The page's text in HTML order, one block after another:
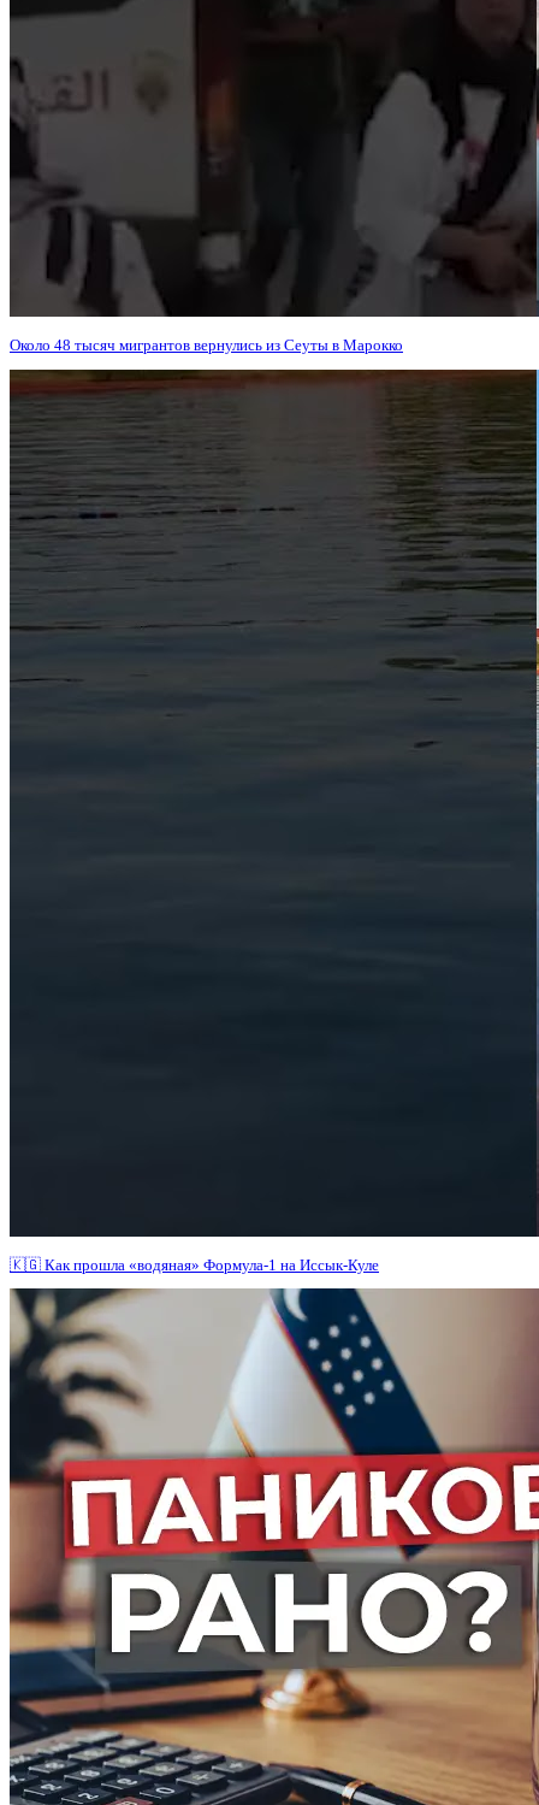
Около 48 тысяч мигрантов вернулись из Сеуты в Марокко
🇰🇬 Как прошла «водяная» Формула-1 на Иссык-Куле